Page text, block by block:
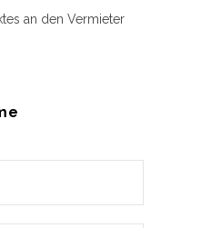
an den Vermieter